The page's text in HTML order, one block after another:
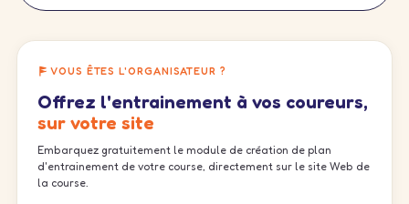
VOUS ÊTES L'ORGANISATEUR ?
Offrez l'entrainement à vos coureurs,
sur votre site
Embarquez gratuitement le module de création de plan
d'entrainement de votre course, directement sur le site Web de
la course.